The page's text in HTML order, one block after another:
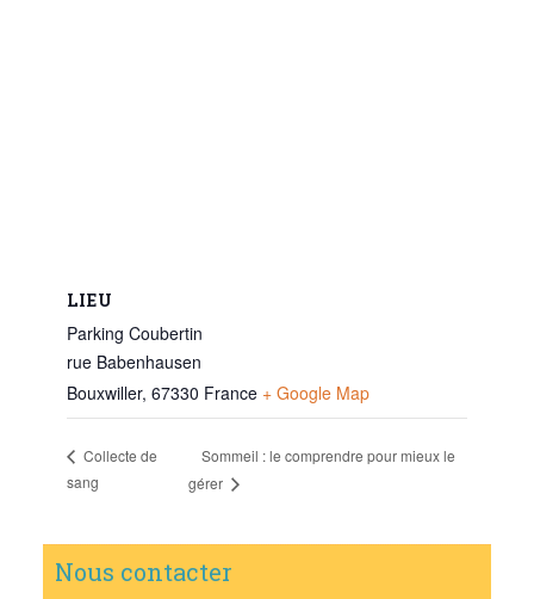
LIEU
Parking Coubertin
rue Babenhausen
Bouxwiller, 67330 France + Google Map
Collecte de
sang
Sommeil : le comprendre pour mieux le
gérer
Nous contacter